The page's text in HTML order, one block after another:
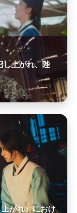
し上がれ、陛
がれ』におけ